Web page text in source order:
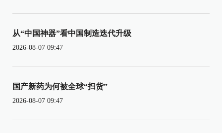
从“中国神器”看中国制造迭代升级
2026-08-07 09:47
国产新药为何被全球“扫货”
2026-08-07 09:47